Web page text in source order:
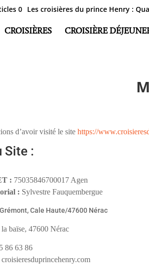
Les croisières du prince Henry :
0
CROISIÈRES CROISIÈRE
d’avoir visité le sitehttps://
Site :
: 75035846700017 Agen
: Sylvestre Fauquembergue
Grémont, Cale Haute/47600 Nérac
baïse, 47600 Nérac
86 63 86